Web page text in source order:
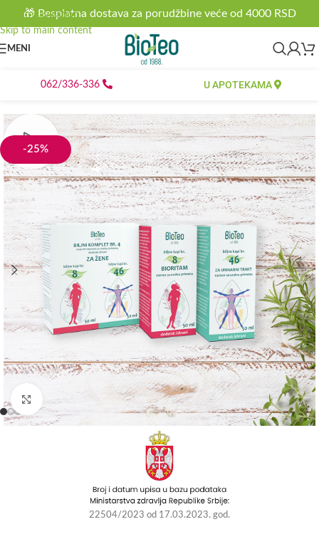
Skip to navigation
Skip to main content
🎁 Besplatna dostava za porudžbine veće od 4000 RSD
MENI
062/336-336 U APOTEKAMA
-25%
Kliknite da uvećate
22504/2023 od 17.03.2023. god.